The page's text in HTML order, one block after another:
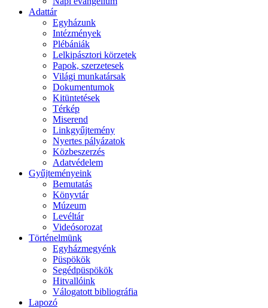
Adattár
Egyházunk
Intézmények
Plébániák
Lelkipásztori körzetek
Papok, szerzetesek
Világi munkatársak
Dokumentumok
Kitüntetések
Térkép
Miserend
Linkgyűjtemény
Nyertes pályázatok
Közbeszerzés
Adatvédelem
Gyűjteményeink
Bemutatás
Könyvtár
Múzeum
Levéltár
Videósorozat
Történelmünk
Egyházmegyénk
Püspökök
Segédpüspökök
Hitvallóink
Válogatott bibliográfia
Lapozó